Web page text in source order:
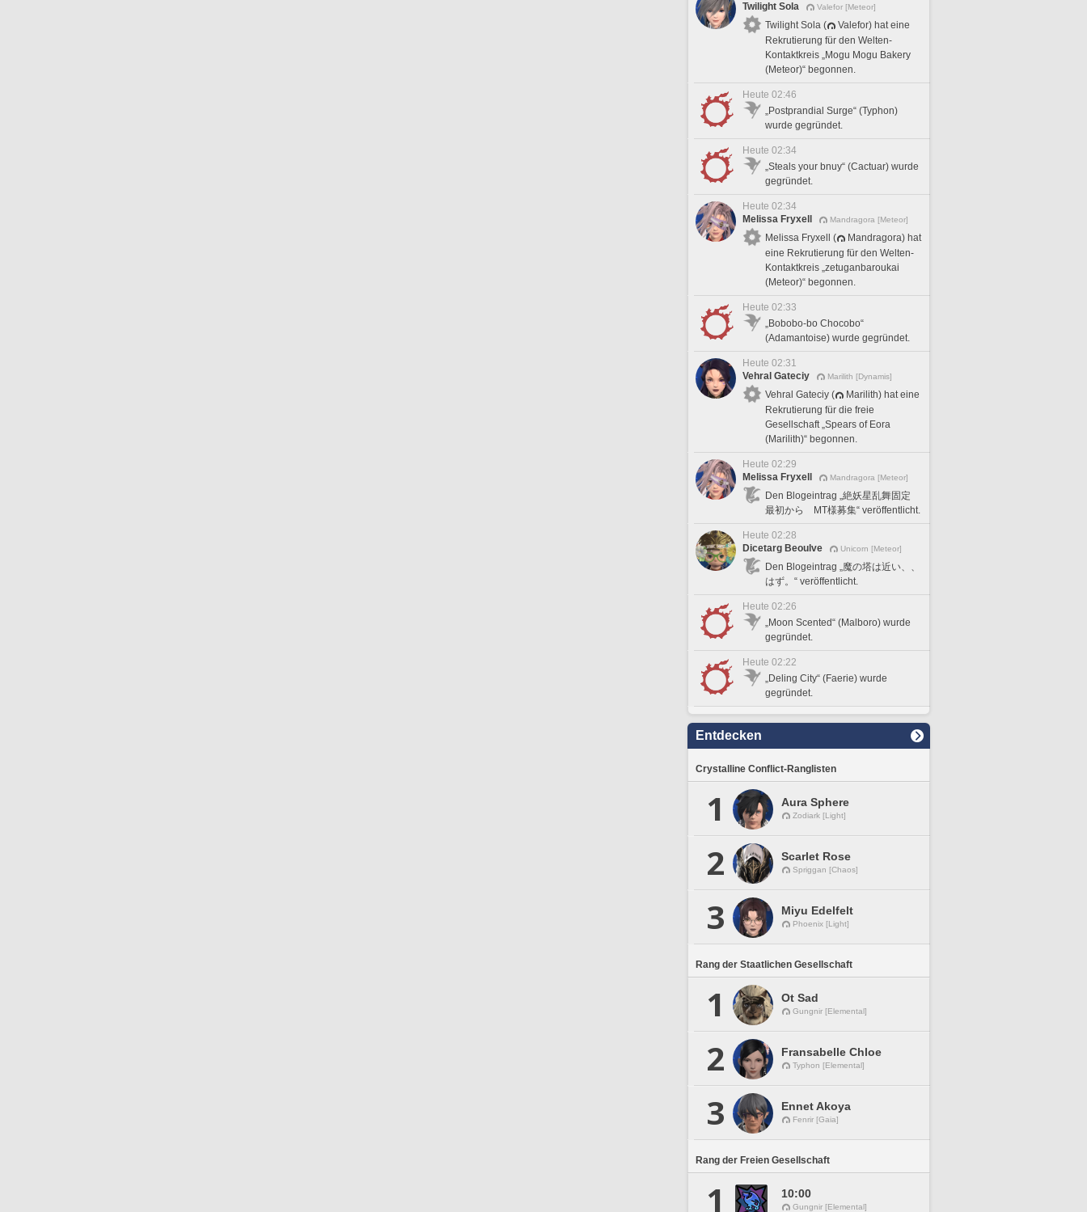
Twilight Sola
Valefor [Meteor]
Twilight Sola (
Valefor) hat eine
Rekrutierung für den Welten-
Kontaktkreis „Mogu Mogu Bakery
(Meteor)“ begonnen.
Heute 02:46
„Postprandial Surge“ (Typhon)
wurde gegründet.
Heute 02:34
„Steals your bnuy“ (Cactuar) wurde
gegründet.
Heute 02:34
Melissa Fryxell
Mandragora [Meteor]
Melissa Fryxell (
Mandragora) hat
eine Rekrutierung für den Welten-
Kontaktkreis „zetuganbaroukai
(Meteor)“ begonnen.
Heute 02:33
„Bobobo-bo Chocobo“
(Adamantoise) wurde gegründet.
Heute 02:31
Vehral Gateciy
Marilith [Dynamis]
Vehral Gateciy (
Marilith) hat eine
Rekrutierung für die freie
Gesellschaft „Spears of Eora
(Marilith)“ begonnen.
Heute 02:29
Melissa Fryxell
Mandragora [Meteor]
Den Blogeintrag „絶妖星乱舞固定
最初から MT様募集“ veröffentlicht.
Heute 02:28
Dicetarg Beoulve
Unicorn [Meteor]
Den Blogeintrag „魔の塔は近い、、
はず。“ veröffentlicht.
Heute 02:26
„Moon Scented“ (Malboro) wurde
gegründet.
Heute 02:22
„Deling City“ (Faerie) wurde
gegründet.
Entdecken
Crystalline Conflict-Ranglisten
1 Aura Sphere
Zodiark [Light]
2 Scarlet Rose
Spriggan [Chaos]
3 Miyu Edelfelt
Phoenix [Light]
Rang der Staatlichen Gesellschaft
1 Ot Sad
Gungnir [Elemental]
2 Fransabelle Chloe
Typhon [Elemental]
3 Ennet Akoya
Fenrir [Gaia]
Rang der Freien Gesellschaft
1 10:00
Gungnir [Elemental]